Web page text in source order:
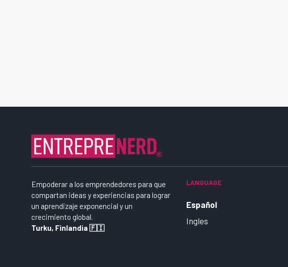
Empoderar a los emprendedores para que
compartan ideas y experiencias para lograr
un aprendizaje exponencial y un
crecimiento global.
Turku, Finlandia 🇫🇮
LANGUAGE
Español
Ingles